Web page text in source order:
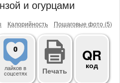
и огурцами
Калорийность Пошаговые фото (5)
0
лайковв
соцсетях Печать
QR
код